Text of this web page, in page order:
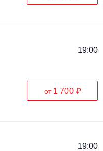
19:00
от 1 700 ₽
19:00